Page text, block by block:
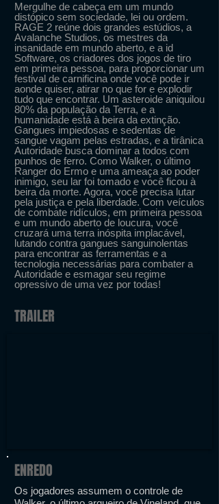
Mergulhe de cabeça em um mundo
distópico sem sociedade, lei ou ordem.
RAGE 2 reúne dois grandes estúdios, a
Avalanche Studios, os mestres da
insanidade em mundo aberto, e a id
Software, os criadores dos jogos de tiro
em primeira pessoa, para proporcionar um
festival de carnificina onde você pode ir
aonde quiser, atirar no que for e explodir
tudo que encontrar. Um asteroide aniquilou
80% da população da Terra, e a
humanidade está à beira da extinção.
Gangues impiedosas e sedentas de
sangue vagam pelas estradas, e a tirânica
Autoridade busca dominar a todos com
punhos de ferro. Como Walker, o último
Ranger do Ermo e uma ameaça ao poder
inimigo, seu lar foi tomado e você ficou à
beira da morte. Agora, você precisa lutar
pela justiça e pela liberdade. Com veículos
de combate ridículos, em primeira pessoa
e um mundo aberto de loucura, você
cruzará uma terra inóspita implacável,
lutando contra gangues sanguinolentas
para encontrar as ferramentas e a
tecnologia necessárias para combater a
Autoridade e esmagar seu regime
opressivo de uma vez por todas!
TRAILER
ENREDO
Os jogadores assumem o controle de